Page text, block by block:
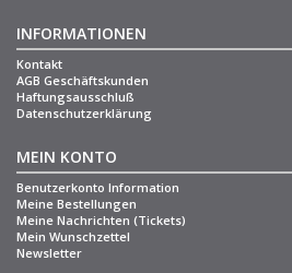
INFORMATIONEN
Kontakt
AGB Geschäftskunden
Haftungsausschluß
Datenschutzerklärung
MEIN KONTO
Benutzerkonto Information
Meine Bestellungen
Meine Nachrichten (Tickets)
Mein Wunschzettel
Newsletter